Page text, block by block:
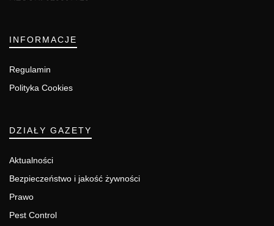
INFORMACJE
Regulamin
Polityka Cookies
DZIAŁY GAZETY
Aktualności
Bezpieczeństwo i jakość żywności
Prawo
Pest Control